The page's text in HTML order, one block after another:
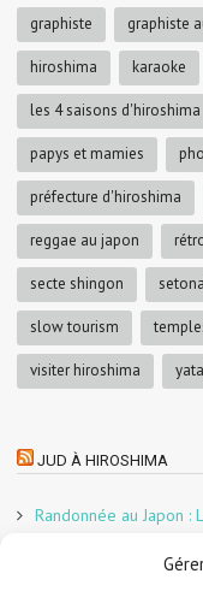
graphiste graphiste
hiroshima karaoke
les 4 saisons d'hiroshima
papys et mamies
préfecture d'hiroshima
reggae au japon
secte shingon
slow tourism
visiter hiroshima
JUD À HIROSHIMA
Randonnée au Japon :
En direct sur Adobe